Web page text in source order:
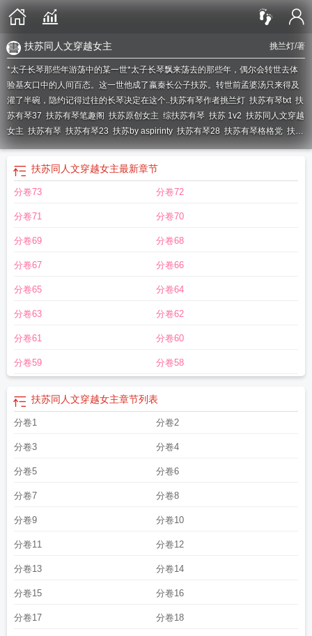
挑兰灯/著
扶苏同人文穿越女主
*太子长琴那些年游荡中的某一世*太子长琴飘来荡去的那些年，偶尔会转世去体
验基友口中的人间百态。这一世他成了嬴秦长公子扶苏。转世前孟婆汤只来得及
灌了半碗，隐约记得过往的长琴决定在这个..扶苏有琴作者挑兰灯 扶苏有琴txt 扶
苏有琴37 扶苏有琴笔趣阁 扶苏原创女主 综扶苏有琴 扶苏 1v2 扶苏同人文穿越
女主 扶苏有琴 扶苏有琴23 扶苏by aspirinty 扶苏有琴28 扶苏有琴格格党 扶苏
by
扶苏同人文穿越女主最新章节
分卷73 分卷72
分卷71 分卷70
分卷69 分卷68
分卷67 分卷66
分卷65 分卷64
分卷63 分卷62
分卷61 分卷60
分卷59 分卷58
扶苏同人文穿越女主章节列表
分卷1 分卷2
分卷3 分卷4
分卷5 分卷6
分卷7 分卷8
分卷9 分卷10
分卷11 分卷12
分卷13 分卷14
分卷15 分卷16
分卷17 分卷18